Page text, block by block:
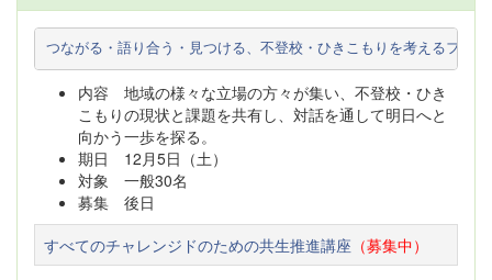
つながる・語り合う・見つける、不登校・ひきこもりを考えるフォ
内容 地域の様々な立場の方々が集い、不登校・ひき
こもりの現状と課題を共有し、対話を通して明日へと
向かう一歩を探る。
期日 12月5日（土）
対象 一般30名
募集 後日
すべてのチャレンジドのための共生推進講座 （募集中）